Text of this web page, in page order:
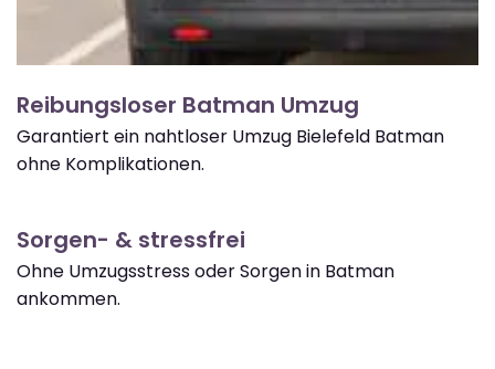
Reibungsloser Batman Umzug
Garantiert ein nahtloser Umzug Bielefeld Batman
ohne Komplikationen.
Sorgen- & stressfrei
Ohne Umzugsstress oder Sorgen in Batman
ankommen.